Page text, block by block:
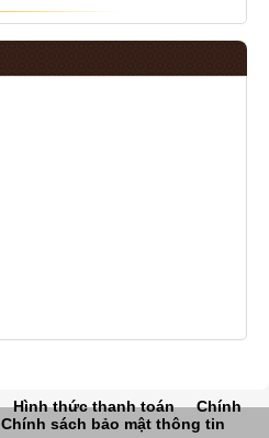
Hình thức thanh toán
Chính
Chính sách bảo mật thông tin